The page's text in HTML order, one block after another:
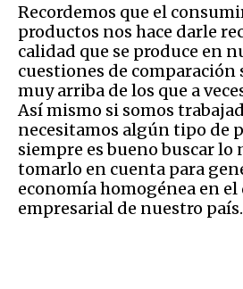
Recordemos que el
productos nos hace darle
calidad que se produce en
cuestiones de comparación
muy arriba de los que a
Así mismo si somos
necesitamos algún tipo de
siempre es bueno buscar lo
tomarlo en cuenta para
economía homogénea en
empresarial de nuestro país.